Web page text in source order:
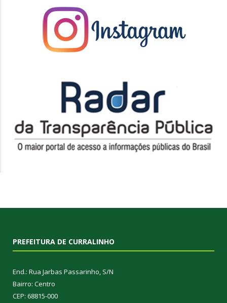
PREFEITURA DE CURRALINHO
End.: Rua Jarbas Passarinho, S/N
Bairro: Centro
CEP: 68815-000